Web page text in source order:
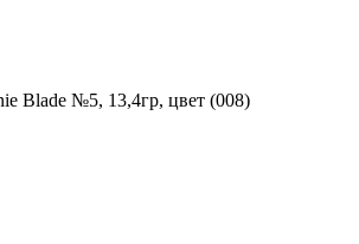
Blade №5, 13,4гр, цвет (008)